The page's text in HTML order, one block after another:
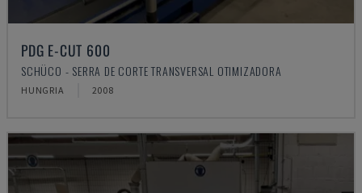
PDG E-CUT 600
SCHÜCO - SERRA DE CORTE TRANSVERSAL OTIMIZADORA
HUNGRIA 2008